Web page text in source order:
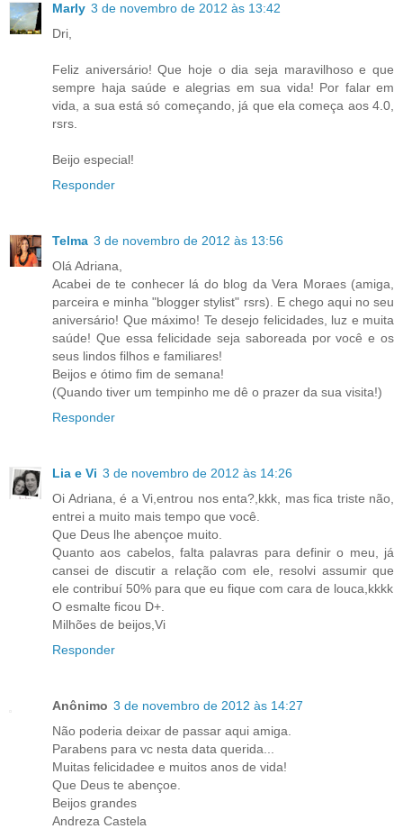
Marly 3 de novembro de 2012 às 13:42
Dri,
Feliz aniversário! Que hoje o dia seja maravilhoso e que
sempre haja saúde e alegrias em sua vida! Por falar em
vida, a sua está só começando, já que ela começa aos 4.0,
rsrs.
Beijo especial!
Responder
Telma 3 de novembro de 2012 às 13:56
Olá Adriana,
Acabei de te conhecer lá do blog da Vera Moraes (amiga,
parceira e minha "blogger stylist" rsrs). E chego aqui no seu
aniversário! Que máximo! Te desejo felicidades, luz e muita
saúde! Que essa felicidade seja saboreada por você e os
seus lindos filhos e familiares!
Beijos e ótimo fim de semana!
(Quando tiver um tempinho me dê o prazer da sua visita!)
Responder
Lia e Vi 3 de novembro de 2012 às 14:26
Oi Adriana, é a Vi,entrou nos enta?,kkk, mas fica triste não,
entrei a muito mais tempo que você.
Que Deus lhe abençoe muito.
Quanto aos cabelos, falta palavras para definir o meu, já
cansei de discutir a relação com ele, resolvi assumir que
ele contribuí 50% para que eu fique com cara de louca,kkkk
O esmalte ficou D+.
Milhões de beijos,Vi
Responder
Anônimo 3 de novembro de 2012 às 14:27
Não poderia deixar de passar aqui amiga.
Parabens para vc nesta data querida...
Muitas felicidadee e muitos anos de vida!
Que Deus te abençoe.
Beijos grandes
Andreza Castela